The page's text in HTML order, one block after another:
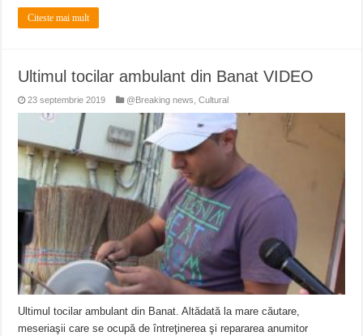
Citeste mai mult
Ultimul tocilar ambulant din Banat VIDEO
23 septembrie 2019 @Breaking news ,Cultural
Ultimul tocilar ambulant din Banat. Altădată la mare căutare,
meseriaşii care se ocupă de întreţinerea şi repararea anumitor